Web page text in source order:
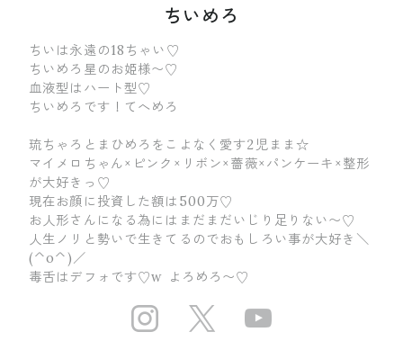
ちいめろ
ちいは永遠の18ちゃい♡
ちいめろ星のお姫様〜♡
血液型はハート型♡
ちいめろです！てへめろ
琉ちゃろとまひめろをこよなく愛す2児まま☆
マイメロちゃん×ピンク×リボン×薔薇×パンケーキ×整形
が大好きっ♡
現在お顔に投資した額は500万♡
お人形さんになる為にはまだまだいじり足りない〜♡
人生ノリと勢いで生きてるのでおもしろい事が大好き＼
(^o^)／
毒舌はデフォです♡w よろめろ〜♡
https://https://